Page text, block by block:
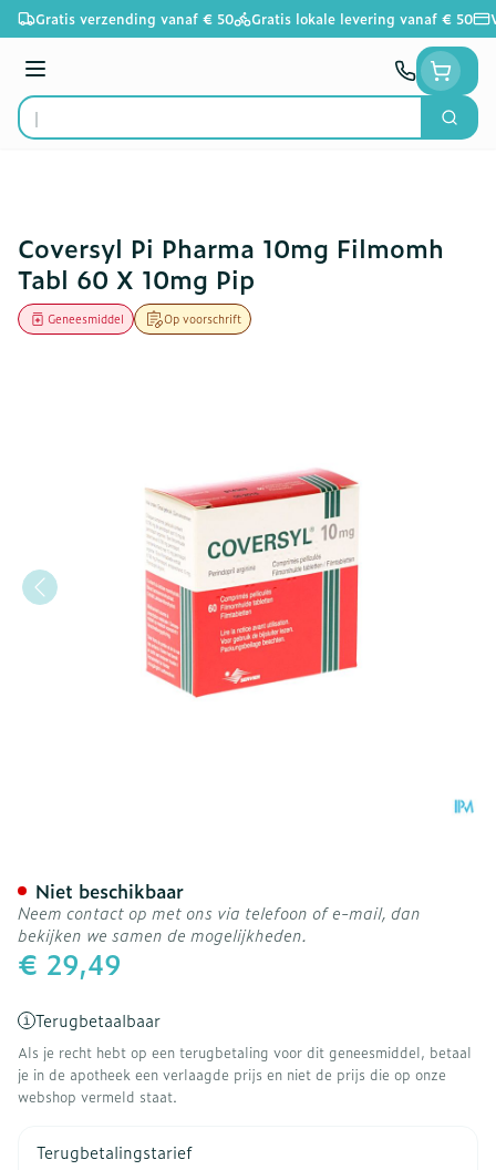
Ga naar de inhoud
Gratis verzending vanaf € 50 Gratis lokale levering vanaf € 50
Menu
Product, merk, categorie...
Zoek
Coversyl Pi Pharma 10mg Filmomh
Tabl 60 X 10mg Pip
Op voorschrift
Geneesmiddel
€ 29,49
Terugbetaalbaar
Als je recht hebt op een terugbetaling voor dit geneesmiddel, betaal
je in de apotheek een verlaagde prijs en niet de prijs die op onze
webshop vermeld staat.
Terugbetalingstarief
Niet beschikbaar
Neem contact op met ons via telefoon of e-mail, dan
bekijken we samen de mogelijkheden.